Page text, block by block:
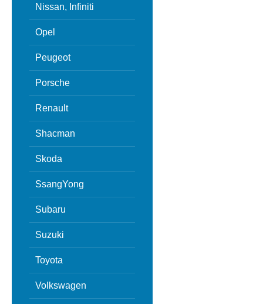
Nissan, Infiniti
Opel
Peugeot
Porsche
Renault
Shacman
Skoda
SsangYong
Subaru
Suzuki
Toyota
Volkswagen